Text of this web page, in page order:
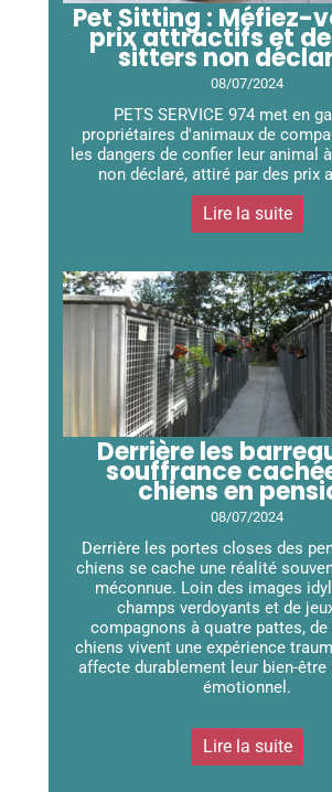
Pet Sitting : Méfiez-
prix attractifs et
sitters non
08/07/2024
PETS SERVICE 974 met en
propriétaires d'animaux de
les dangers de confier leur animal
non déclaré, attiré par des prix
Lire la suite
Derrière les
souffrance
chiens en
08/07/2024
Derrière les portes closes des
chiens se cache une réalité
méconnue. Loin des images
champs verdoyants et de
compagnons à quatre pattes, de
chiens vivent une expérience
affecte durablement leur bien-être
émotionnel.
Lire la suite